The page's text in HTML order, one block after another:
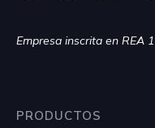
Empresa inscrita en REA
PRODUCTOS